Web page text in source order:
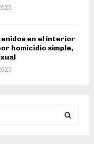
en el interior
homicidio simple,